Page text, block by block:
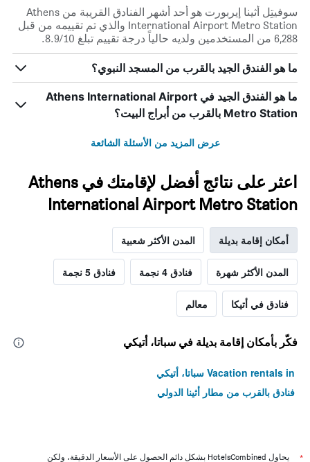
سوفيتِل أثينا إيربورت هو أحد أشهر الفنادق القريبة من Athens
International Airport Metro Station والذي تم تقييمه من قبل
6,288 من المستخدمين ولديه حالياً درجة تقييم تبلغ 8.9/10.
ما هو الفندق الجيد بالقرب من المسجد النبوي؟
ما هو الفندق الجيد في Athens International Airport
Metro Station بالقرب من أبراج البيت؟
عرض المزيد من الأسئلة الشائعة
اعثر على نتائج أفضل لإقامتك في Athens
International Airport Metro Station
أمكان إقامة بديلة المدن الأكثر شعبية
المدن الأكثر شهرة فنادق 4 نجمة فنادق 5 نجمة
فنادق في أتيكا معالم
فكّر بأمكان إقامة بديلة في سباتا، أتيكي
Vacation rentals in سباتا، أتيكي
فنادق بالقرب من مطار أثينا الدولي
* يحاول HotelsCombined بشكل دائم الحصول على الأسعار الدقيقة، ولكن